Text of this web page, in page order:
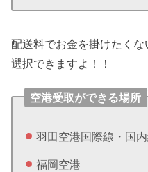
配送料でお金を掛けたく
選択できますよ！！
空港受取ができる場所
羽田空港国際線・国
福岡空港